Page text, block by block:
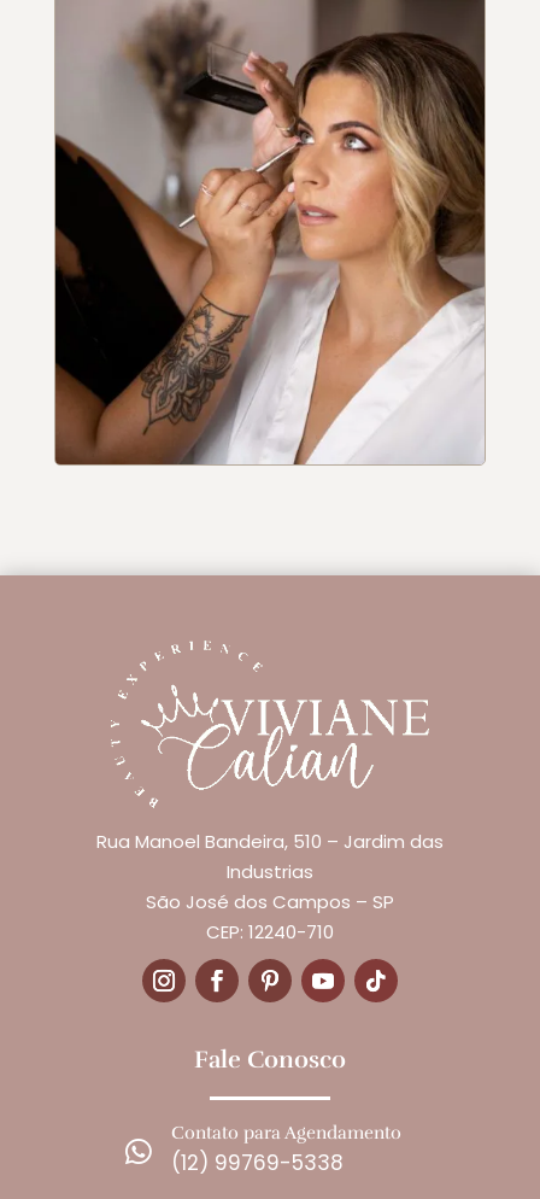
Rua Manoel Bandeira, 510 – Jardim das
Industrias
São José dos Campos – SP
CEP: 12240-710
Fale Conosco

Contato para Agendamento
(12) 99769-5338